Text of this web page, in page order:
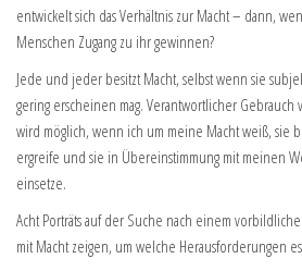
entwickelt sich das Verhältnis zur Macht – dann,
Menschen Zugang zu ihr gewinnen?
Jede und jeder besitzt Macht, selbst wenn sie
gering erscheinen mag. Verantwortlicher Gebrauch
wird möglich, wenn ich um meine Macht weiß, sie
ergreife und sie in Übereinstimmung mit meinen
einsetze.
Acht Porträts auf der Suche nach einem
mit Macht zeigen, um welche Herausforderungen